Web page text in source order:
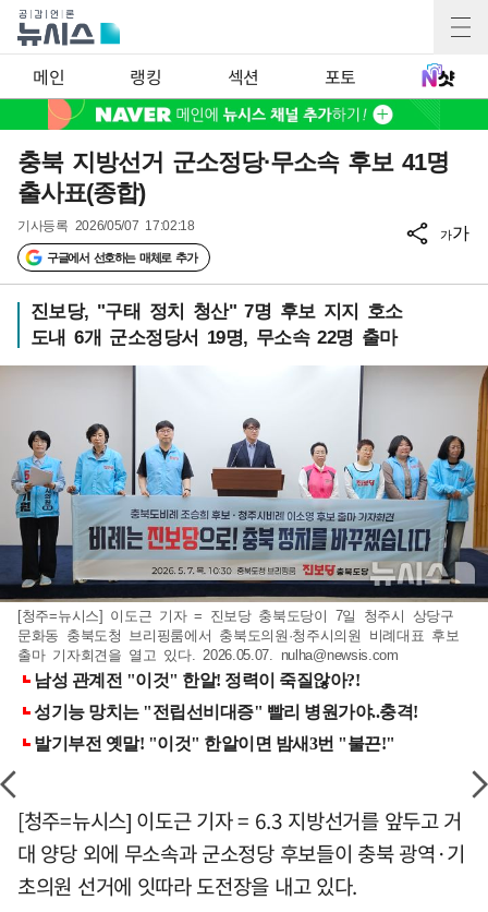
메인 랭킹 섹션 포토
충북 지방선거 군소정당·무소속 후보 41명
출사표(종합)
기사등록 2026/05/07 17:02:18
구글에서 선호하는 매체로 추가
가가
진보당, "구태 정치 청산" 7명 후보 지지 호소
도내 6개 군소정당서 19명, 무소속 22명 출마
[청주=뉴시스] 이도근 기자 = 진보당 충북도당이 7일 청주시 상당구
문화동 충북도청 브리핑룸에서 충북도의원·청주시의원 비례대표 후보
출마 기자회견을 열고 있다. 2026.05.07. nulha@newsis.com
[청주=뉴시스] 이도근 기자 = 6.3 지방선거를 앞두고 거
대 양당 외에 무소속과 군소정당 후보들이 충북 광역·기
초의원 선거에 잇따라 도전장을 내고 있다.